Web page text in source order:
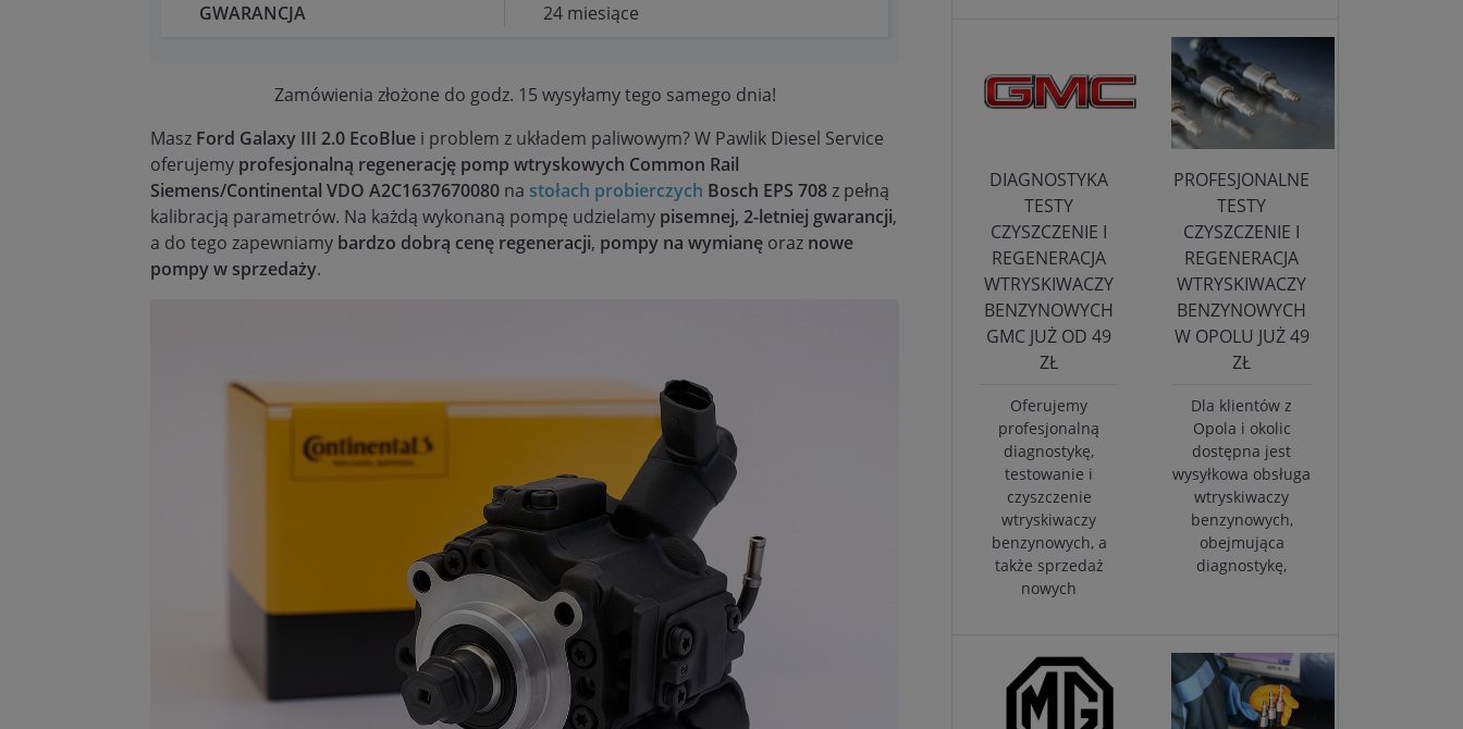
GWARANCJA 24 miesiące
Zamówienia złożone do godz. 15 wysyłamy tego samego dnia!
Masz Ford Galaxy III 2.0 EcoBlue i problem z układem paliwowym? W Pawlik Diesel Service
oferujemy profesjonalną regenerację pomp wtryskowych Common Rail
Siemens/Continental VDO A2C1637670080 na stołach probierczych Bosch EPS 708z pełną
kalibracją parametrów. Na każdą wykonaną pompę udzielamy pisemnej, 2-letniej gwarancji,
a do tego zapewniamy bardzo dobrą cenę regeneracji, pompy na wymianę oraz nowe
pompy w sprzedaży.
DIAGNOSTYKA
TESTY
CZYSZCZENIE I
REGENERACJA
WTRYSKIWACZY
BENZYNOWYCH
GMC JUŻ OD 49
ZŁ
Oferujemy
profesjonalną
diagnostykę,
testowanie i
czyszczenie
wtryskiwaczy
benzynowych, a
także sprzedaż
nowych
PROFESJONALNE
TESTY
CZYSZCZENIE I
REGENERACJA
WTRYSKIWACZY
BENZYNOWYCH
W OPOLU JUŻ 49
ZŁ
Dla klientów z
Opola i okolic
dostępna jest
wysyłkowa obsługa
wtryskiwaczy
benzynowych,
obejmująca
diagnostykę,